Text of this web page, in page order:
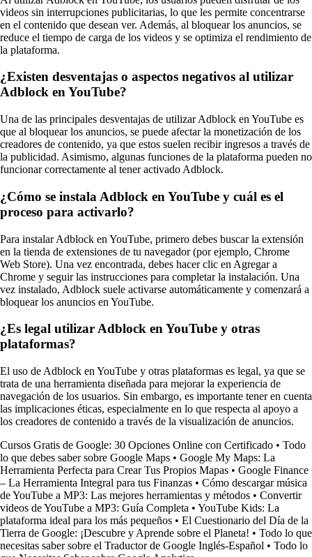
videos sin interrupciones publicitarias, lo que les permite concentrarse
en el contenido que desean ver. Además, al bloquear los anuncios, se
reduce el tiempo de carga de los videos y se optimiza el rendimiento de
la plataforma.
¿Existen desventajas o aspectos negativos al utilizar
Adblock en YouTube?
Una de las principales desventajas de utilizar Adblock en YouTube es
que al bloquear los anuncios, se puede afectar la monetización de los
creadores de contenido, ya que estos suelen recibir ingresos a través de
la publicidad. Asimismo, algunas funciones de la plataforma pueden no
funcionar correctamente al tener activado Adblock.
¿Cómo se instala Adblock en YouTube y cuál es el
proceso para activarlo?
Para instalar Adblock en YouTube, primero debes buscar la extensión
en la tienda de extensiones de tu navegador (por ejemplo, Chrome
Web Store). Una vez encontrada, debes hacer clic en Agregar a
Chrome y seguir las instrucciones para completar la instalación. Una
vez instalado, Adblock suele activarse automáticamente y comenzará a
bloquear los anuncios en YouTube.
¿Es legal utilizar Adblock en YouTube y otras
plataformas?
El uso de Adblock en YouTube y otras plataformas es legal, ya que se
trata de una herramienta diseñada para mejorar la experiencia de
navegación de los usuarios. Sin embargo, es importante tener en cuenta
las implicaciones éticas, especialmente en lo que respecta al apoyo a
los creadores de contenido a través de la visualización de anuncios.
Cursos Gratis de Google: 30 Opciones Online con Certificado • Todo
lo que debes saber sobre Google Maps • Google My Maps: La
Herramienta Perfecta para Crear Tus Propios Mapas • Google Finance
– La Herramienta Integral para tus Finanzas • Cómo descargar música
de YouTube a MP3: Las mejores herramientas y métodos • Convertir
videos de YouTube a MP3: Guía Completa • YouTube Kids: La
plataforma ideal para los más pequeños • El Cuestionario del Día de la
Tierra de Google: ¡Descubre y Aprende sobre el Planeta! • Todo lo que
necesitas saber sobre el Traductor de Google Inglés-Español • Todo lo